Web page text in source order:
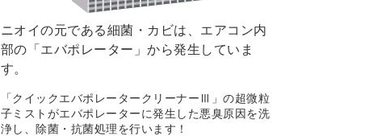
ニオイの元である細菌・カビは、エアコン内
部の「エバポレーター」から発生していま
す。
「クイックエバポレータークリーナーⅢ」の超微粒
子ミストがエバポレーターに発生した悪臭原因を洗
浄し、除菌・抗菌処理を行います！